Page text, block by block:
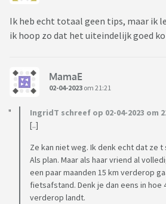
Ik heb echt totaal geen tips, maar ik
ik hoop zo dat het uiteindelijk goed
MamaE
02-04-2023 om 21:21
IngridT schreef op 02-04-2023 om
[..]
Ze kan niet weg. Ik denk echt dat ze
Als plan. Maar als haar vriend al
een paar maanden 15 km verderop
fietsafstand. Denk je dan eens in hoe
verderop landt.